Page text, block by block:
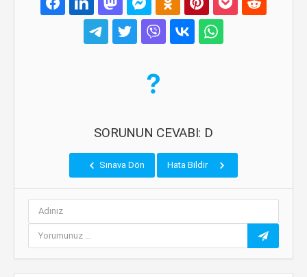
SORUNUN CEVABI: D
Sınava Dön Hata Bildir